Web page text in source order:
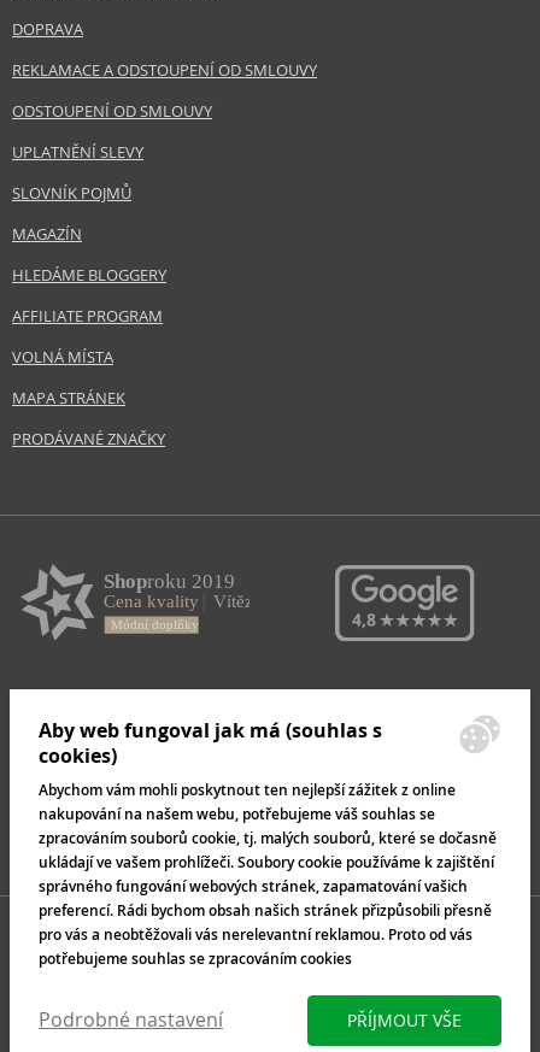
DOPRAVA
REKLAMACE A ODSTOUPENÍ OD SMLOUVY
ODSTOUPENÍ OD SMLOUVY
UPLATNĚNÍ SLEVY
SLOVNÍK POJMŮ
MAGAZÍN
HLEDÁME BLOGGERY
AFFILIATE PROGRAM
VOLNÁ MÍSTA
MAPA STRÁNEK
PRODÁVANÉ ZNAČKY
Aby web fungoval jak má (souhlas s
cookies)
Abychom vám mohli poskytnout ten nejlepší zážitek z online
nakupování na našem webu, potřebujeme váš souhlas se
zpracováním souborů cookie, tj. malých souborů, které se dočasně
ukládají ve vašem prohlížeči. Soubory cookie používáme k zajištění
správného fungování webových stránek, zapamatování vašich
preferencí. Rádi bychom obsah našich stránek přizpůsobili přesně
pro vás a neobtěžovali vás nerelevantní reklamou. Proto od vás
potřebujeme souhlas se zpracováním cookies
Podrobné nastavení PŘÍJMOUT VŠE